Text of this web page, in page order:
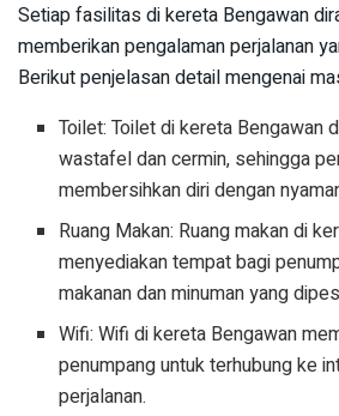
Setiap fasilitas di kereta Bengawan
memberikan pengalaman perjalanan
Berikut penjelasan detail mengenai
Toilet: Toilet di kereta Bengawan
wastafel dan cermin, sehingga
membersihkan diri dengan
Ruang Makan: Ruang makan di
menyediakan tempat bagi
makanan dan minuman yang
Wifi: Wifi di kereta Bengawan
penumpang untuk terhubung ke
perjalanan.